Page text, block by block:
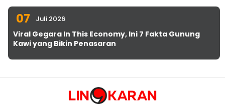
07 Juli 2026
Viral Gegara In This Economy, Ini 7 Fakta Gunung
Kawi yang Bikin Penasaran